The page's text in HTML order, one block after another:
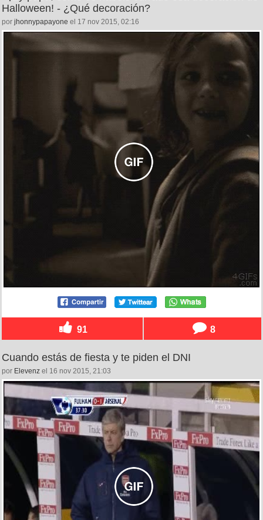
Halloween! - ¿Qué decoración?
por jhonnypapayone el 17 nov 2015, 02:16
91 8
Cuando estás de fiesta y te piden el DNI
por Elevenz el 16 nov 2015, 21:03